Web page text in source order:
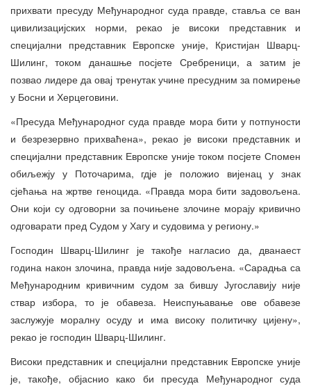
прихвати пресуду Међународног суда правде, ставља се ван
цивилизацијских норми, рекао је високи представник и
специјални представник Европске уније, Кристијан Шварц-
Шилинг, током данашње посјете Сребреници, а затим је
позвао лидере да овај тренутак учине пресудним за помирење
у Босни и Херцеговини.
«Пресуда Међународног суда правде мора бити у потпуности
и безрезервно прихваћена», рекао је високи представник и
специјални представник Европске уније током посјете Спомен
обиљежју у Поточарима, гдје је положио вијенац у знак
сјећања на жртве геноцида. «Правда мора бити задовољена.
Они који су одговорни за почињене злочине морају кривично
одговарати пред Судом у Хагу и судовима у региону.»
Господин Шварц-Шилинг је такође нагласио да, дванаест
година након злочина, правда није задовољена. «Сарадња са
Међународним кривичним судом за бившу Југославију није
ствар избора, то је обавеза. Неиспуњавање ове обавезе
заслужује моралну осуду и има високу политичку цијену»,
рекао је господин Шварц-Шилинг.
Високи представник и специјални представник Европске уније
је, такође, објаснио како би пресуда Међународног суда